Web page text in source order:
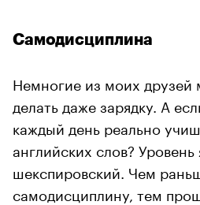
Самодисциплина
Немногие из моих друзей
делать даже зарядку. А
каждый день реально
английских слов?
шекспировский. Чем
самодисциплину, тем